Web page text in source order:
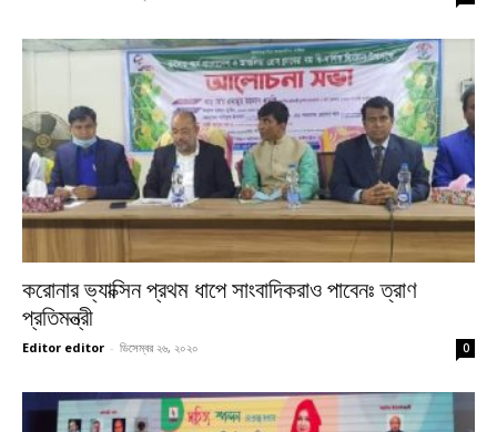
করোনার ভ্যাক্সিন প্রথম ধাপে সাংবাদিকরাও পাবেনঃ ত্রাণ
প্রতিমন্ত্রী
Editor editor - ডিসেম্বর ২৬, ২০২০ 0